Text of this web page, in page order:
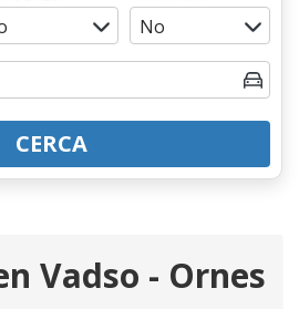
CERCA
Vadso - Ornes